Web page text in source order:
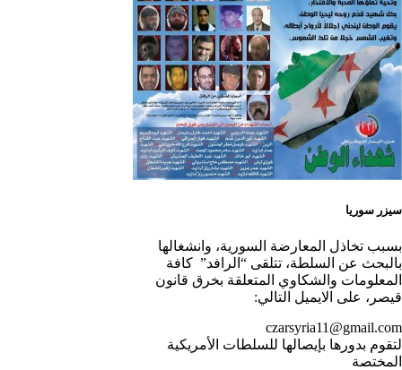
سيزر سوريا
بسبب تخاذل المعارضة السورية، وانشغالها
بالبحث عن السلطة، تتلقى “الرافد” كافة
المعلومات والشكاوي المتعلقة بخرق قانون
قيصر، على الايميل التالي:
czarsyria11@gmail.com
لتقوم بدورها بإيصالها للسلطات الأمريكية
المختصة